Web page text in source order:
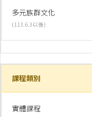
多元族群文化
(113.6.3以後)
課程類別
實體課程